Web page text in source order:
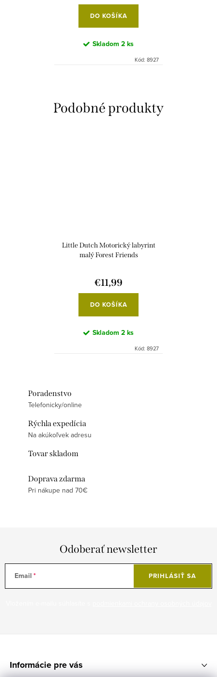
DO KOŠÍKA
Skladom 2 ks
Kód: 8927
Little Dutch Motorický labyrint
malý Forest Friends
€11,99
DO KOŠÍKA
Skladom 2 ks
Kód: 8927
Poradenstvo
Telefonicky/online
Rýchla expedícia
Na akúkoľvek adresu
Tovar skladom
Doprava zdarma
Pri nákupe nad 70€
Odoberať newsletter
Email PRIHLÁSIŤ SA
p
Informácie pre vás